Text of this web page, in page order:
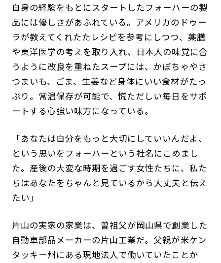
自身の経験をもとにスタートしたフォーハーの製
品には優しさがあふれている。アメリカのドゥー
ラが教えてくれたたレシピを参考にしつつ、薬膳
や東洋医学の考えを取り入れ、日本人の味覚に合
うように改良を重ねたスープには、かぼちゃやさ
つまいも、ごま、生姜など身体にいい食材がたっ
ぷり。常温保存が可能で、慌ただしい毎日をサポ
ートする心強い味方になっている。
「あなたは自分をもっと大切にしていいんだよ、
という思いをフォーハーという社名にこめまし
た。産後の大変な時期を過ごす女性たちに、私た
ちはあなたをちゃんと見ているから大丈夫と伝え
たい」
片山の実家の家業は、曽祖父が岡山県で創業した
自動車部品メーカーの片山工業だ。父親が米ケン
タッキー州にある現地法人で働いていたことか